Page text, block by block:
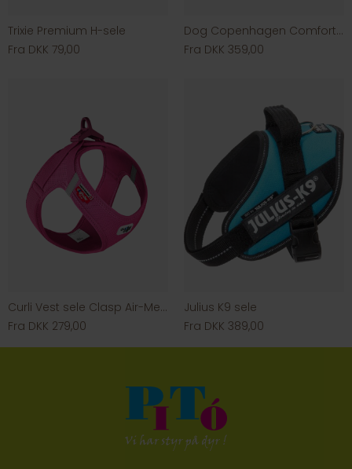
Trixie Premium H-sele
Fra DKK 79,00
Dog Copenhagen Comfort Walk Air Wild Rose
Fra DKK 359,00
Curli Vest sele Clasp Air-Mesh Fuchsia
Fra DKK 279,00
Julius K9 sele
Fra DKK 389,00